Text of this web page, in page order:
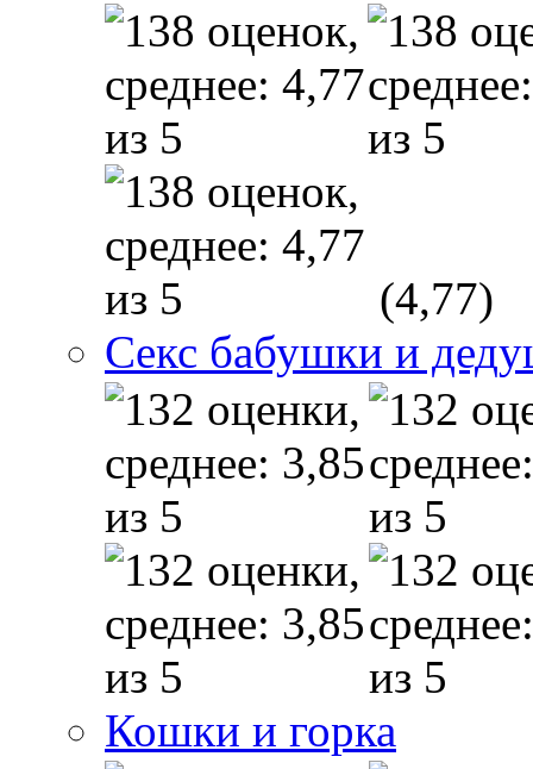
(4,77)
Секс бабушки и
Кошки и горка